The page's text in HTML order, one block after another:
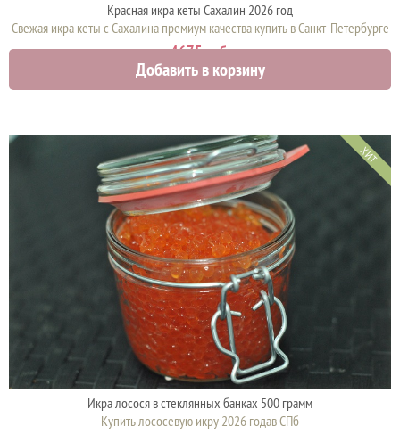
Красная икра кеты Сахалин 2026 год
Свежая икра кеты с Сахалина премиум качества купить в Санкт-Петербурге
4675 руб.
Добавить в корзину
ХИТ
Икра лосося в стеклянных банках 500 грамм
Купить лососевую икру 2026 годав СПб